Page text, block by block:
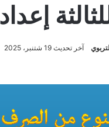
آخر تحديث 19 شتنبر، 2025